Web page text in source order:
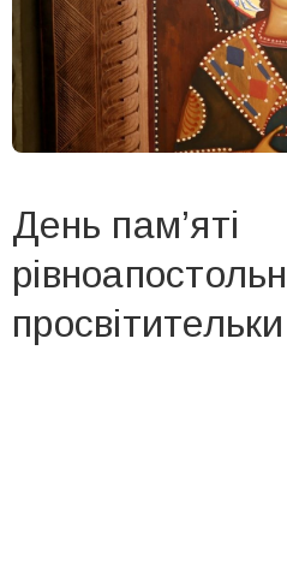
День пам’яті
просвітительки